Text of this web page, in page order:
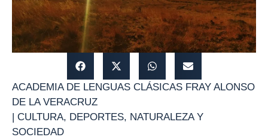
ACADEMIA DE LENGUAS CLÁSICAS FRAY ALONSO
DE LA VERACRUZ
| CULTURA, DEPORTES, NATURALEZA Y
SOCIEDAD